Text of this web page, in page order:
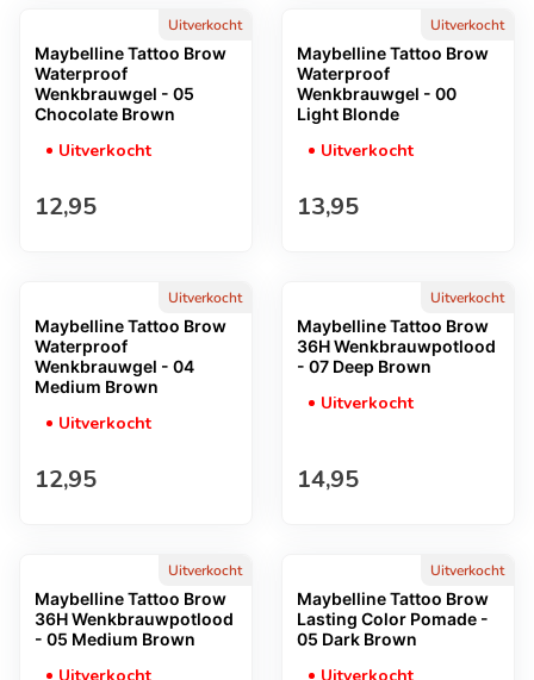
Uitverkocht
Maybelline Tattoo Brow
Waterproof
Wenkbrauwgel - 05
Chocolate Brown
Uitverkocht
Normale prijs
12,95
Uitverkocht
Maybelline Tattoo Brow
Waterproof
Wenkbrauwgel - 00
Light Blonde
Uitverkocht
Normale prijs
13,95
Uitverkocht
Maybelline Tattoo Brow
Waterproof
Wenkbrauwgel - 04
Medium Brown
Uitverkocht
Normale prijs
12,95
Uitverkocht
Maybelline Tattoo Brow
36H Wenkbrauwpotlood
- 07 Deep Brown
Uitverkocht
Normale prijs
14,95
Uitverkocht
Maybelline Tattoo Brow
36H Wenkbrauwpotlood
- 05 Medium Brown
Uitverkocht
Maybelline Tattoo Brow
Lasting Color Pomade -
05 Dark Brown